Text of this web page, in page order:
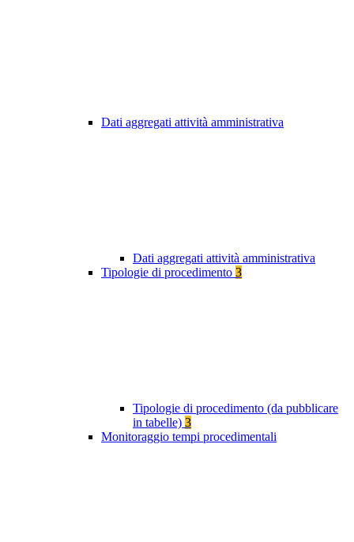
Dati aggregati attività amministrativa
Dati aggregati attività amministrativa
Tipologie di procedimento 3
Tipologie di procedimento (da pubblicare
in tabelle) 3
Monitoraggio tempi procedimentali